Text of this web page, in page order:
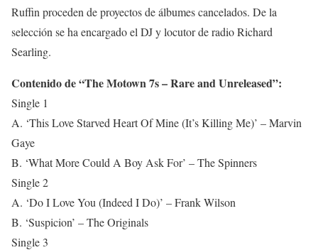
Ruffin proceden de proyectos de álbumes cancelados. De la
selección se ha encargado el DJ y locutor de radio Richard
Searling.
Contenido de “The Motown 7s – Rare and Unreleased”:
Single 1
A. ‘This Love Starved Heart Of Mine (It’s Killing Me)’ – Marvin
Gaye
B. ‘What More Could A Boy Ask For’ – The Spinners
Single 2
A. ‘Do I Love You (Indeed I Do)’ – Frank Wilson
B. ‘Suspicion’ – The Originals
Single 3